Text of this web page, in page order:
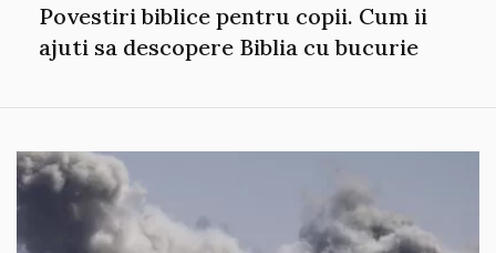
Povestiri biblice pentru copii. Cum ii
ajuti sa descopere Biblia cu bucurie